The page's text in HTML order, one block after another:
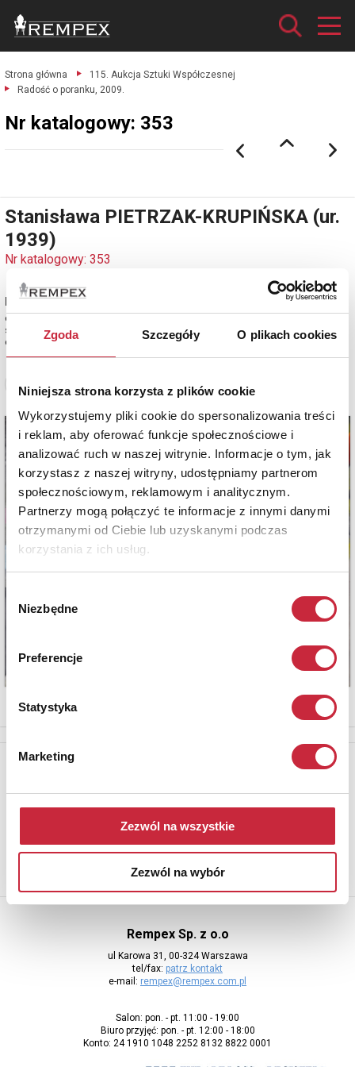
Zgoda Szczegóły O plikach cookies
Niniejsza strona korzysta z plików cookie
Wykorzystujemy pliki cookie do spersonalizowania treści
i reklam, aby oferować funkcje społecznościowe i
analizować ruch w naszej witrynie. Informacje o tym, jak
korzystasz z naszej witryny, udostępniamy partnerom
społecznościowym, reklamowym i analitycznym.
Partnerzy mogą połączyć te informacje z innymi danymi
otrzymanymi od Ciebie lub uzyskanymi podczas
korzystania z ich usług.
zgody
Niezbędne
Preferencje
Statystyka
Marketing
Zezwól na wszystkie
Zezwól na wybór
Strona główna
115. Aukcja Sztuki Współczesnej
Radość o poranku, 2009.
Nr katalogowy: 353
Stanisława PIETRZAK-KRUPIŃSKA (ur.
1939)
Nr katalogowy: 353
Radość o poranku, 2009
olej, płótno; 65 x 81 cm;
sygn. i dat. p. d.: R.2009.STANISŁAWA PIETRZAK KRUPIŃSKA;
estymacja: 6 500 - 7 500 zł
Zobacz pełne informacje
adres e-mail
Rempex Sp. z o.o
ul Karowa 31, 00-324 Warszawa
tel/fax: patrz kontakt
e-mail: rempex@rempex.com.pl
Salon: pon. - pt. 11:00 - 19:00
Biuro przyjęć: pon. - pt. 12:00 - 18:00
Konto: 24 1910 1048 2252 8132 8822 0001